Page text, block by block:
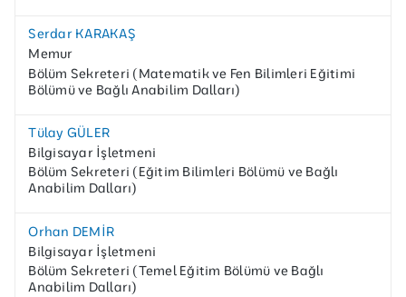
Serdar KARAKAŞ
Memur
Bölüm Sekreteri (Matematik ve Fen Bilimleri Eğitimi
Bölümü ve Bağlı Anabilim Dalları)
Tülay GÜLER
Bilgisayar İşletmeni
Bölüm Sekreteri (Eğitim Bilimleri Bölümü ve Bağlı
Anabilim Dalları)
Orhan DEMİR
Bilgisayar İşletmeni
Bölüm Sekreteri (Temel Eğitim Bölümü ve Bağlı
Anabilim Dalları)